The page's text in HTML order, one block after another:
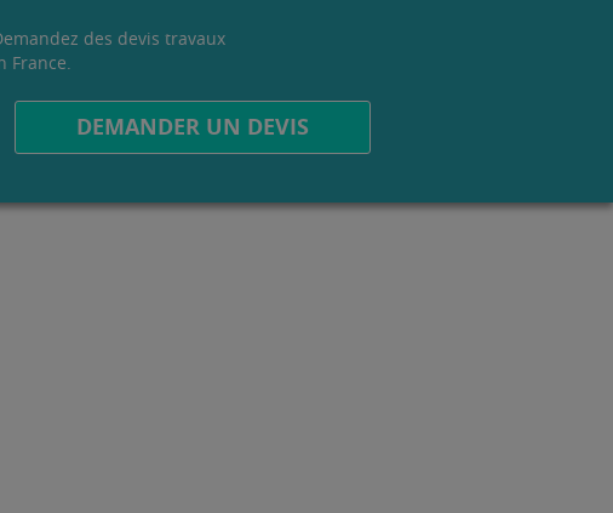
des devis travaux
France.
DEMANDER UN DEVIS